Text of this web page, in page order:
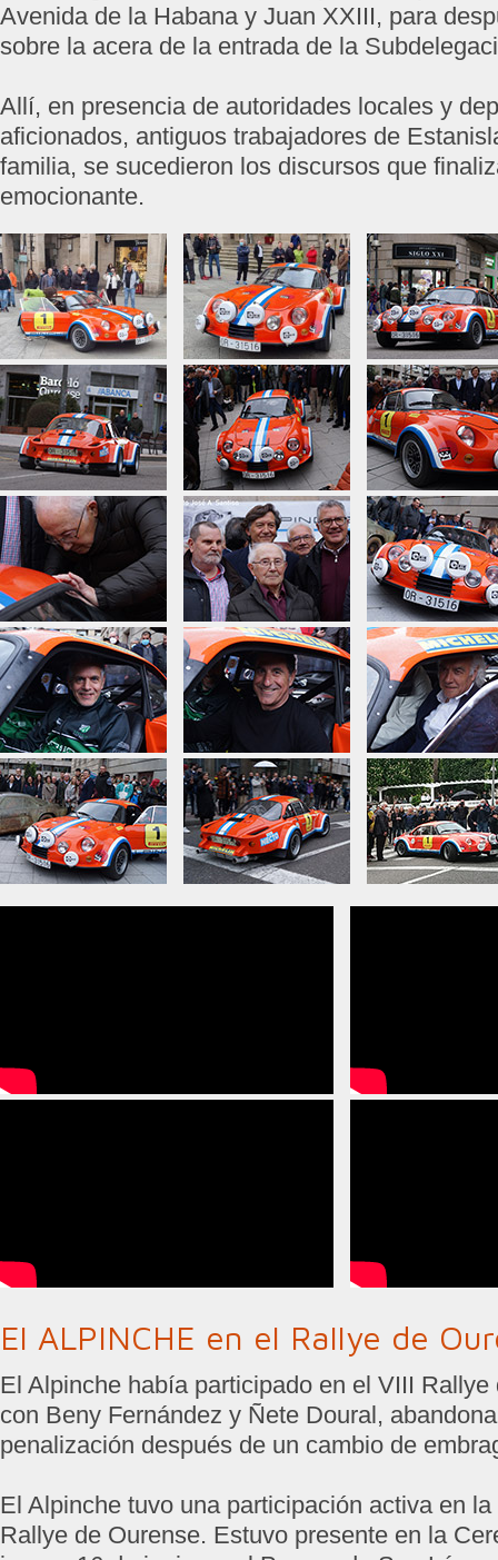
Avenida de la Habana y Juan XXIII, para
sobre la acera de la entrada de la
Allí, en presencia de autoridades locales y
aficionados, antiguos trabajadores de
familia, se sucedieron los discursos que
emocionante.
El ALPINCHE en el Rallye de
El Alpinche había participado en el VIII Rallye
con Beny Fernández y Ñete Doural,
penalización después de un cambio de
El Alpinche tuvo una participación activa en
Rallye de Ourense. Estuvo presente en la